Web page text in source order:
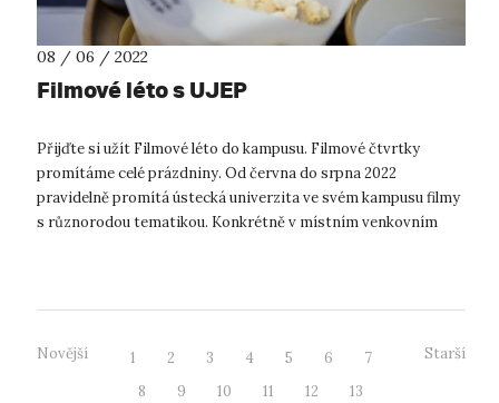
08 / 06 / 2022
Filmové léto s UJEP
Přijďte si užít Filmové léto do kampusu. Filmové čtvrtky
promítáme celé prázdniny. Od června do srpna 2022
pravidelně promítá ústecká univerzita ve svém kampusu filmy
s různorodou tematikou. Konkrétně v místním venkovním
Novější 1 2 3 4 5 6
7
8
9 10 11 12
13
Starší